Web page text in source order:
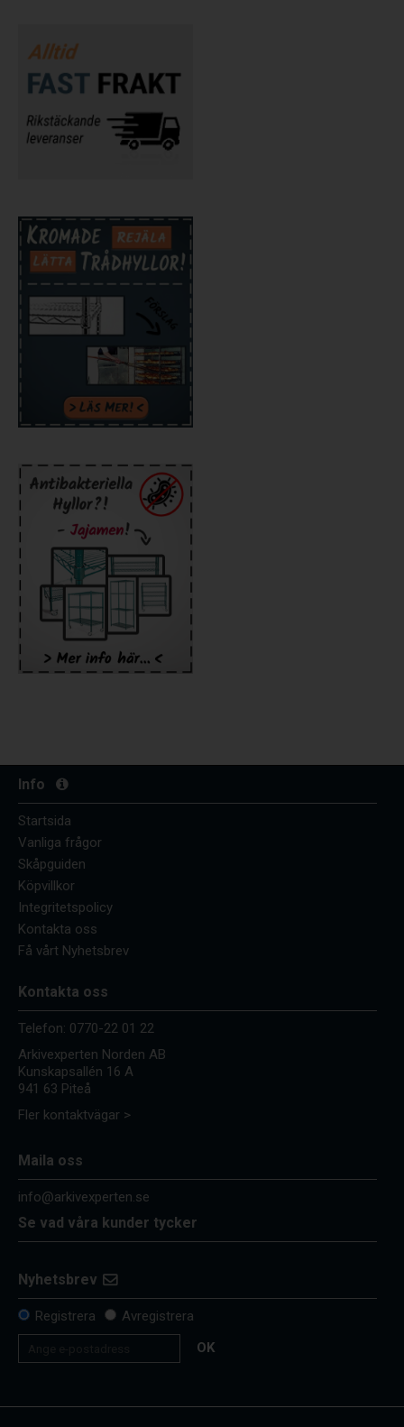
Info
Startsida
Vanliga frågor
Skåpguiden
Köpvillkor
Integritetspolicy
Kontakta oss
Få vårt Nyhetsbrev
Kontakta oss
Telefon: 0770-22 01 22
Arkivexperten Norden AB
Kunskapsallén 16 A
941 63 Piteå
Fler kontaktvägar >
Maila oss
info@arkivexperten.se
Se vad våra kunder tycker
Nyhetsbrev
Registrera
Avregistrera
OK